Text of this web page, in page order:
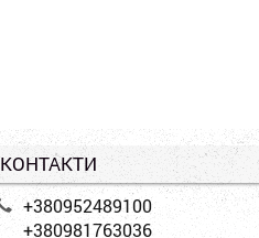
КОНТАКТИ
+380952489100
+380981763036